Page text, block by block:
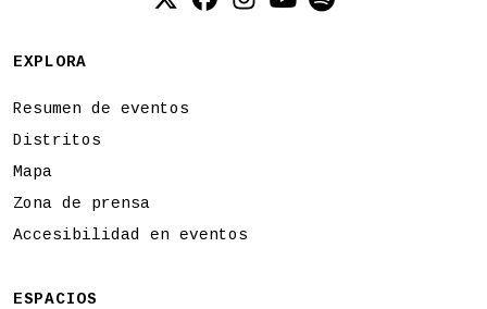
Twitter (X)
Facebook
Instagram
YouTube
Spotify
EXPLORA
Resumen de eventos
Distritos
Mapa
Zona de prensa
Accesibilidad en eventos
ESPACIOS